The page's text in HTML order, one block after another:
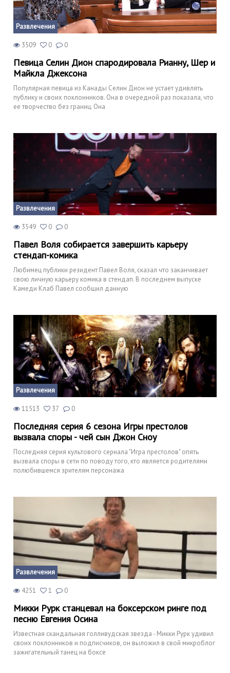
Развлечения
3509 0 0
Певица Селин Дион спародировала Рианну, Шер и
Майкла Джексона
Популярная певица из Канады Селин Дион не устает удивлять
публику и своих поклонников. Она в очередной раз показала, что
ее творчество без границ. Она
Развлечения
3549 0 0
Павел Воля собирается завершить карьеру
стендап-комика
Любимец публики резидент Павел Воля, сказал что заканчивает
свою личную карьеру комика в стендап. В последнем выпуске
Камеди Клаб Павел сообщил данную
Развлечения
11513 37 0
Последняя серия 6 сезона Игры престолов
вызвала споры - чей сын Джон Сноу
Последняя серия культового сериала "Игра престолов" опять
вызвала споры в сети по поводу того, кто является родителями
полюбившемся зрителям персонажа
Развлечения
4251 1 0
Микки Рурк станцевал на боксерском ринге под
песню Евгения Осина
Известная скандальная голливудская звезда - Микки Рурк удивил
своих поклонников и подписчиков, он выложил в свой микроблог
зажигательный танец на боксе